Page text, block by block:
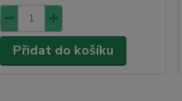
Přidat do košíku